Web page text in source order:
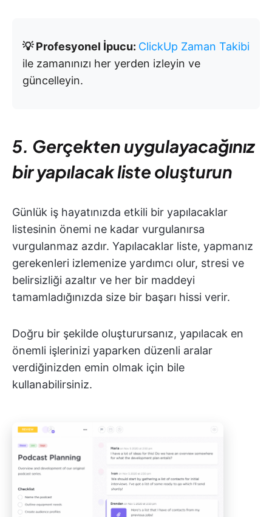
💡 Profesyonel İpucu: ClickUp Zaman Takibi
ile zamanınızı her yerden izleyin ve
güncelleyin.
5. Gerçekten uygulayacağınız
bir yapılacak liste oluşturun
Günlük iş hayatınızda etkili bir yapılacaklar
listesinin önemi ne kadar vurgulanırsa
vurgulanmaz azdır. Yapılacaklar liste, yapmanız
gerekenleri izlemenize yardımcı olur, stresi ve
belirsizliği azaltır ve her bir maddeyi
tamamladığınızda size bir başarı hissi verir.
Doğru bir şekilde oluşturursanız, yapılacak en
önemli işlerinizi yaparken düzenli aralar
verdiğinizden emin olmak için bile
kullanabilirsiniz.